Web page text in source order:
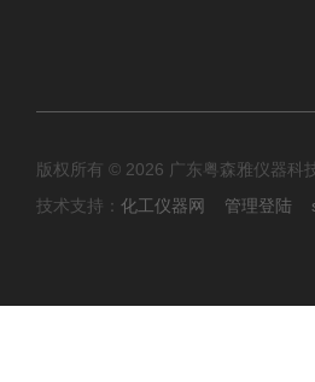
版权所有 © 2026 广东粤森雅仪器科
技术支持： 化工仪器网 管理登陆